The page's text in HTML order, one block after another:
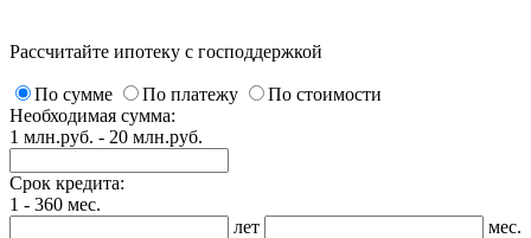
Рассчитайте ипотеку с господдержкой
По сумме По платежу
По стоимости
Необходимая сумма:
1 млн.руб. - 20 млн.руб.
Срок кредита:
1 - 360 мес.
лет
мес.